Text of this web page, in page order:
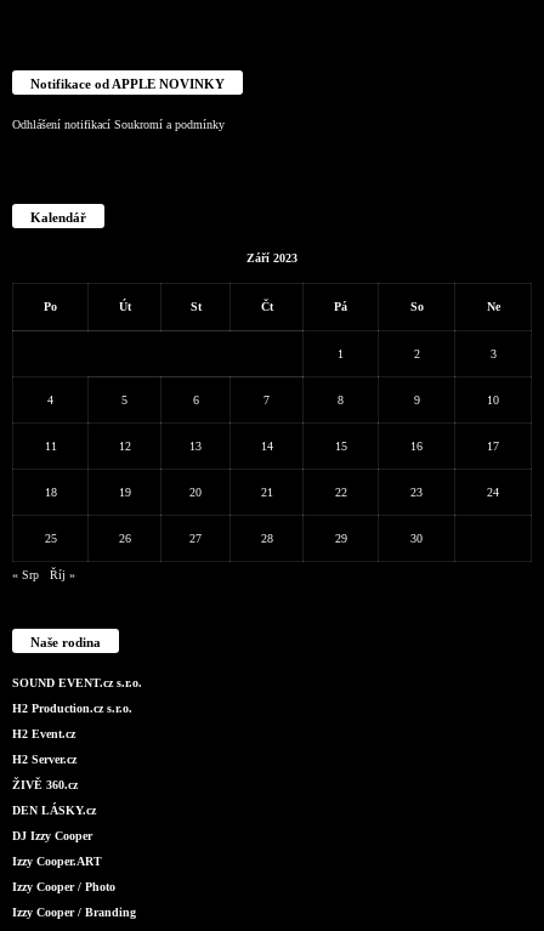
Notifikace od APPLE NOVINKY
Odhlášení notifikací Soukromí a podmínky
Kalendář
Září 2023
Po Út St Čt Pá So Ne
1 2 3
4 5 6 7 8 9 10
11 12 13 14 15 16 17
18 19 20 21 22 23 24
25 26 27 28 29 30
« Srp Říj »
Naše rodina
SOUND EVENT.cz s.r.o.
H2 Production.cz s.r.o.
H2 Event.cz
H2 Server.cz
ŽIVĚ 360.cz
DEN LÁSKY.cz
DJ Izzy Cooper
Izzy Cooper.ART
Izzy Cooper / Photo
Izzy Cooper / Branding